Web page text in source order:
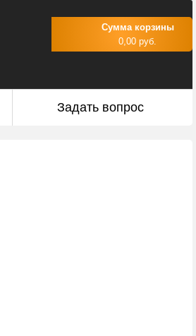
Сумма корзины
0,00 руб.
Задать вопрос